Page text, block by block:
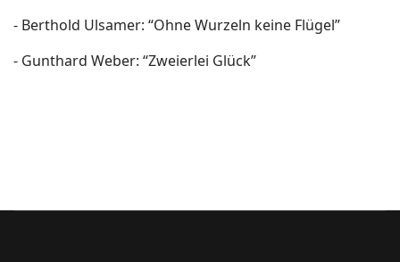
- Berthold Ulsamer: “Ohne Wurzeln keine Flügel”
- Gunthard Weber: “Zweierlei Glück”